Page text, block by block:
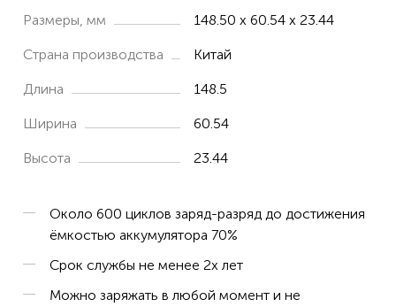
Размеры, мм 148.50 x 60.54 x 23.44
Страна производства Китай
Длина 148.5
Ширина 60.54
Высота 23.44
Около 600 циклов заряд-разряд до достижения
ёмкостью аккумулятора 70%
Срок службы не менее 2х лет
Можно заряжать в любой момент и не